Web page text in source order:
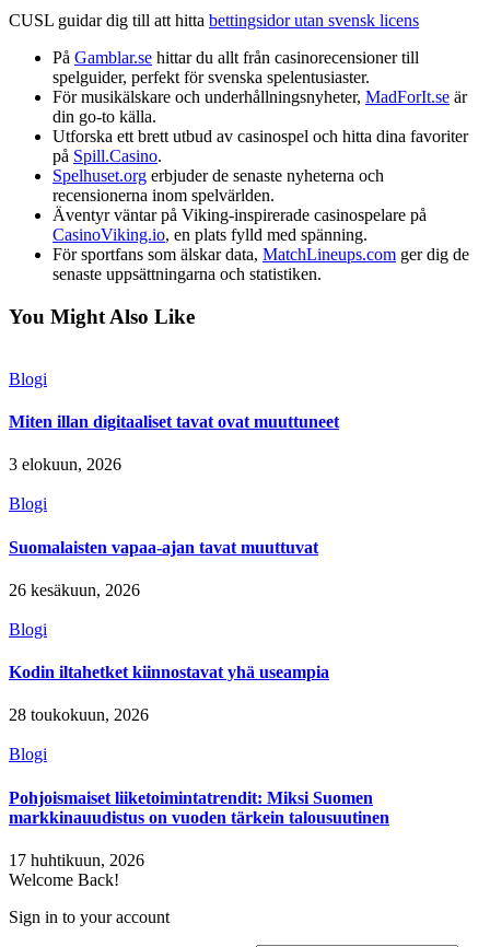
CUSL guidar dig till att hitta bettingsidor utan svensk licens
På Gamblar.se hittar du allt från casinorecensioner till
spelguider, perfekt för svenska spelentusiaster.
För musikälskare och underhållningsnyheter, MadForIt.se är
din go-to källa.
Utforska ett brett utbud av casinospel och hitta dina favoriter
på Spill.Casino.
Spelhuset.org erbjuder de senaste nyheterna och
recensionerna inom spelvärlden.
Äventyr väntar på Viking-inspirerade casinospelare på
CasinoViking.io, en plats fylld med spänning.
För sportfans som älskar data, MatchLineups.com ger dig de
senaste uppsättningarna och statistiken.
You Might Also Like
Blogi
Miten illan digitaaliset tavat ovat muuttuneet
3 elokuun, 2026
Blogi
Suomalaisten vapaa-ajan tavat muuttuvat
26 kesäkuun, 2026
Blogi
Kodin iltahetket kiinnostavat yhä useampia
28 toukokuun, 2026
Blogi
Pohjoismaiset liiketoimintatrendit: Miksi Suomen
markkinauudistus on vuoden tärkein talousuutinen
17 huhtikuun, 2026
Welcome Back!
Sign in to your account